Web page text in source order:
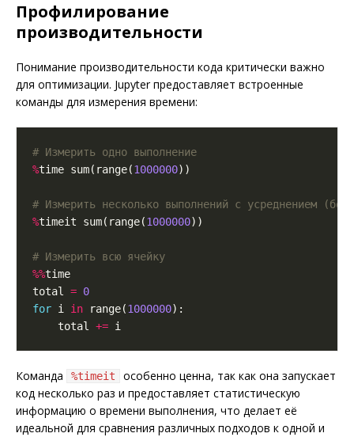
Профилирование
производительности
Понимание производительности кода критически важно
для оптимизации. Jupyter предоставляет встроенные
команды для измерения времени:
# Измерить одно выполнение
%time sum(range(1000000
# Измерить несколько выполнений с усреднением
%timeit sum(range(1000000
# Измерить всю ячейку
%%
total = 0
for i in range(1000000
    total
+=
Команда %timeit
особенно ценна, так как она запускает
код несколько раз и предоставляет статистическую
информацию о времени выполнения, что делает её
идеальной для сравнения различных подходов к одной и